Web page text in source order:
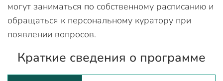
могут заниматься по собственному расписанию и
обращаться к персональному куратору при
появлении вопросов.
Краткие сведения о программе